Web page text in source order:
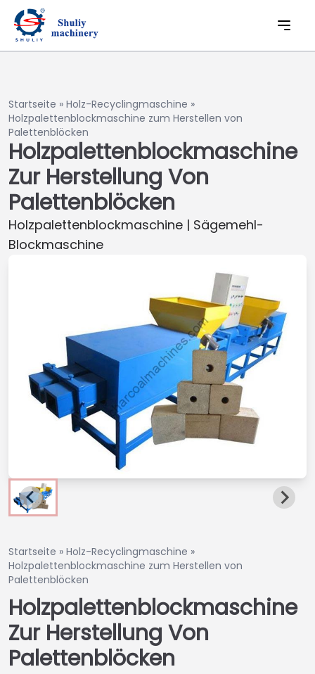
Startseite » Holz-Recyclingmaschine »
Holzpalettenblockmaschine zum Herstellen von
Palettenblöcken
Holzpalettenblockmaschine
Zur Herstellung Von
Palettenblöcken
Holzpalettenblockmaschine | Sägemehl-
Blockmaschine
Startseite » Holz-Recyclingmaschine »
Holzpalettenblockmaschine zum Herstellen von
Palettenblöcken
Holzpalettenblockmaschine
Zur Herstellung Von
Palettenblöcken